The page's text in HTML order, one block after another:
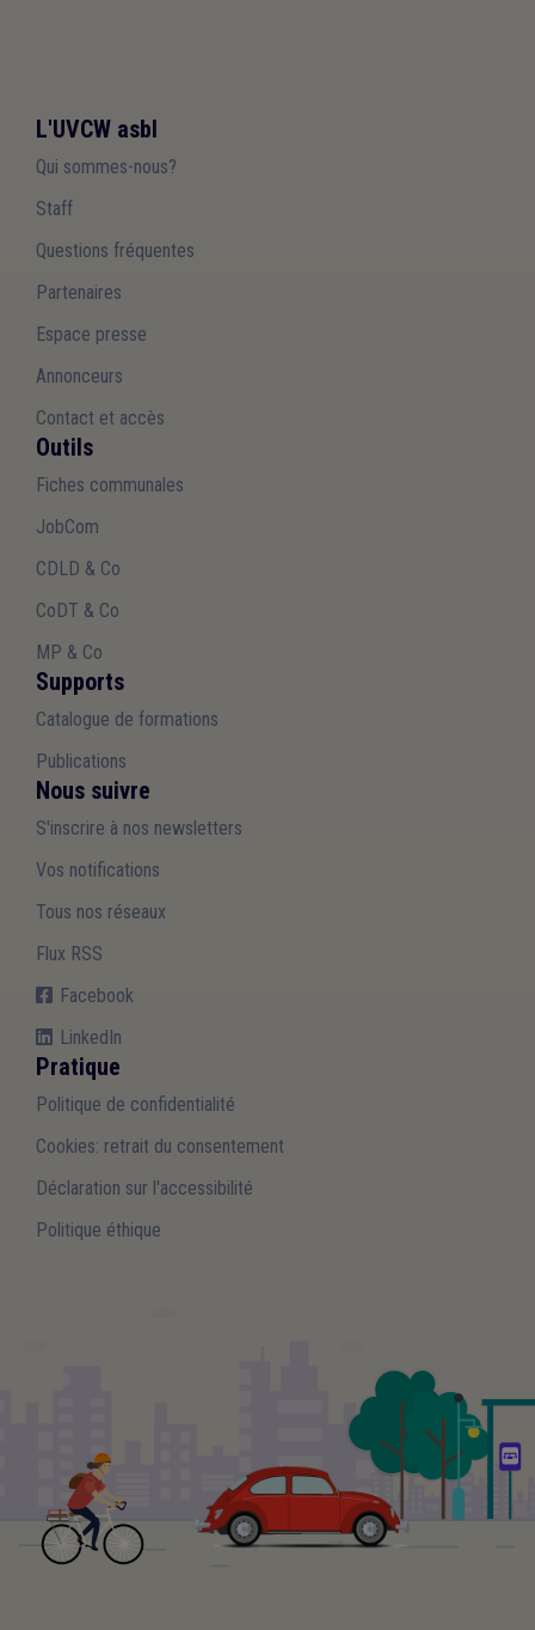
L'UVCW asbl
Qui sommes-nous?
Staff
Questions fréquentes
Partenaires
Espace presse
Annonceurs
Contact et accès
Outils
Fiches communales
JobCom
CDLD & Co
CoDT & Co
MP & Co
Supports
Catalogue de formations
Publications
Nous suivre
S'inscrire à nos newsletters
Vos notifications
Tous nos réseaux
Flux RSS
Facebook
LinkedIn
Pratique
Politique de confidentialité
Cookies: retrait du consentement
Déclaration sur l'accessibilité
Politique éthique